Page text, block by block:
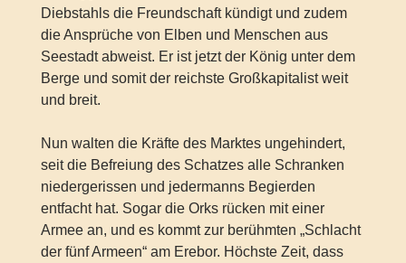
Diebstahls die Freundschaft kündigt und zudem
die Ansprüche von Elben und Menschen aus
Seestadt abweist. Er ist jetzt der König unter dem
Berge und somit der reichste Großkapitalist weit
und breit.
Nun walten die Kräfte des Marktes ungehindert,
seit die Befreiung des Schatzes alle Schranken
niedergerissen und jedermanns Begierden
entfacht hat. Sogar die Orks rücken mit einer
Armee an, und es kommt zur berühmten „Schlacht
der fünf Armeen“ am Erebor. Höchste Zeit, dass